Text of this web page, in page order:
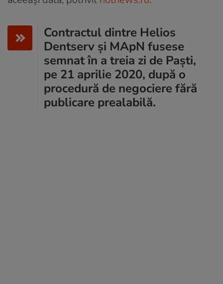
Contractul dintre Helios
Dentserv şi MApN fusese
semnat în a treia zi de Paşti,
pe 21 aprilie 2020, după o
procedură de negociere fără
publicare prealabilă.